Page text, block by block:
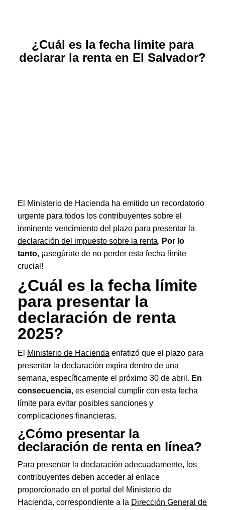
¿Cuál es la fecha límite para
declarar la renta en El Salvador?
El Ministerio de Hacienda ha emitido un recordatorio
urgente para todos los contribuyentes sobre el
inminente vencimiento del plazo para presentar la
declaración del impuesto sobre la renta. Por lo
tanto, ¡asegúrate de no perder esta fecha límite
crucial!
¿Cuál es la fecha límite
para presentar la
declaración de renta
2025?
El Ministerio de Hacienda enfatizó que el plazo para
presentar la declaración expira dentro de una
semana, específicamente el próximo 30 de abril. En
consecuencia, es esencial cumplir con esta fecha
límite para evitar posibles sanciones y
complicaciones financieras.
¿Cómo presentar la
declaración de renta en línea?
Para presentar la declaración adecuadamente, los
contribuyentes deben acceder al enlace
proporcionado en el portal del Ministerio de
Hacienda, correspondiente a la Dirección General de